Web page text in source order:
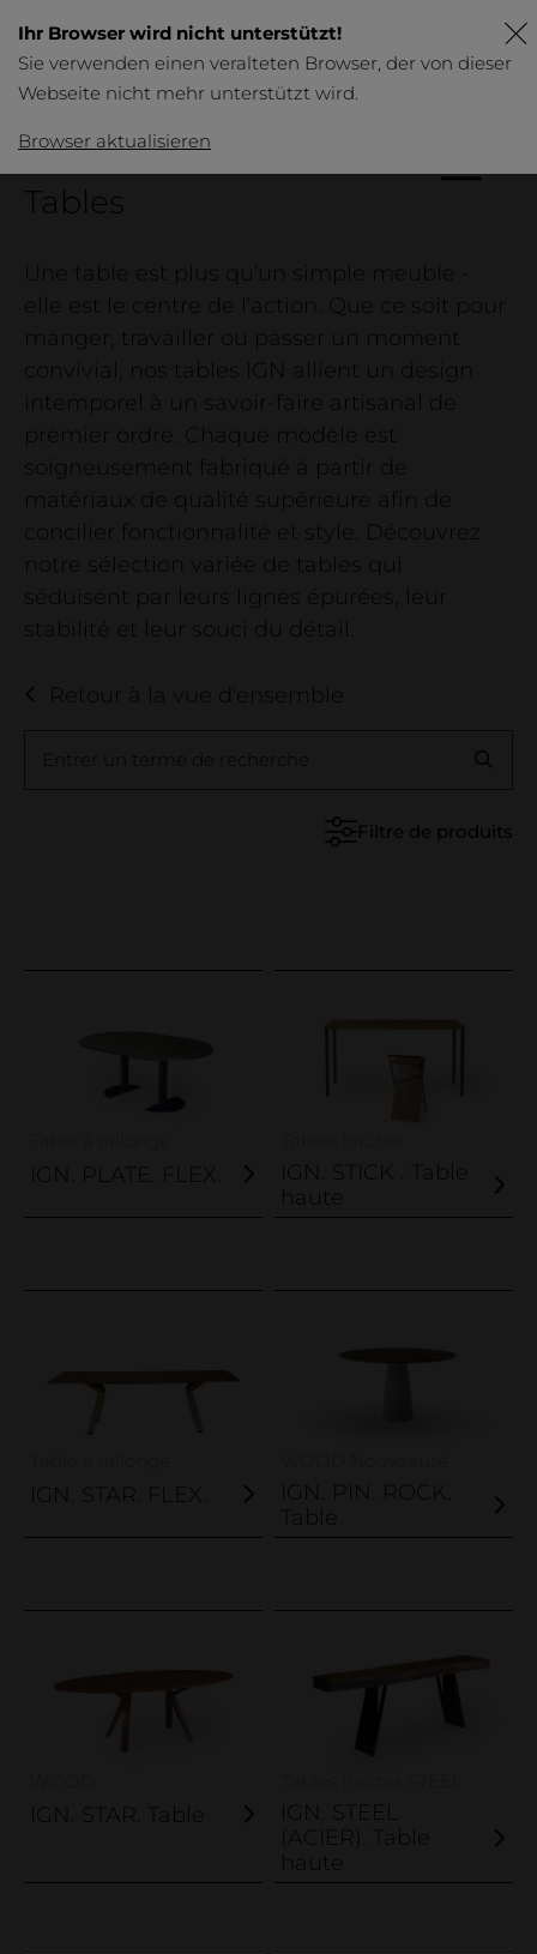
Produits
Aperçu
Tables
Business
Meubles
Lit et tables de chevet
Entreprise
entreprise
Contact
Déclaration relative au bois
IGN.
Tables
Une table est plus qu'un simple meuble -
elle est le centre de l'action. Que ce soit pour
manger, travailler ou passer un moment
convivial, nos tables IGN allient un design
intemporel à un savoir-faire artisanal de
premier ordre. Chaque modèle est
soigneusement fabriqué à partir de
matériaux de qualité supérieure afin de
concilier fonctionnalité et style. Découvrez
notre sélection variée de tables qui
séduisent par leurs lignes épurées, leur
stabilité et leur souci du détail.
Retour à la vue d'ensemble
Entrer un terme de recherche
Filtre de produits
IGN. PLATE. FLEX.
IGN. STICK . Table
haute
IGN. STAR. FLEX.
IGN. PIN. ROCK.
Table
IGN. STAR. Table
IGN. STEEL
(ACIER). Table
haute
Ihr Browser wird nicht unterstützt!
Sie verwenden einen veralteten Browser, der von dieser
Webseite nicht mehr unterstützt wird.
Browser aktualisieren